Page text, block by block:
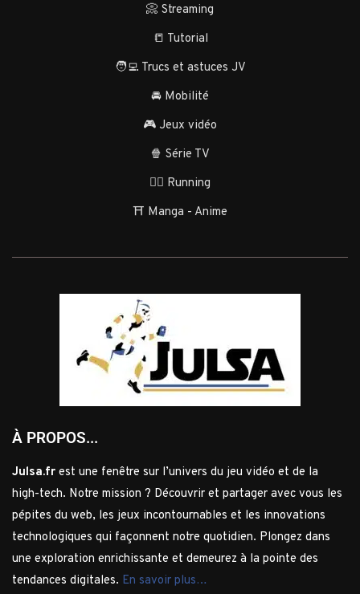
📀 Streaming
📒 Tutorial
🧑‍💻 Trucs et astuces JV
🚘 Mobilité
🎮 Jeux vidéo
🍿 Série TV
🏃‍♂️ Running
⛩️ Manga - Anime
À PROPOS...
Julsa.fr est une fenêtre sur l’univers du jeu vidéo et de la
high-tech. Notre mission ? Découvrir et partager avec vous les
pépites du web, les jeux incontournables et les innovations
technologiques qui façonnent notre quotidien. Plongez dans
une exploration enrichissante et demeurez à la pointe des
tendances digitales. En savoir plus…